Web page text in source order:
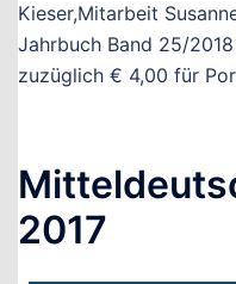
Kieser,Mitarbeit
Jahrbuch Band 25/
zuzüglich € 4,00 für
2017